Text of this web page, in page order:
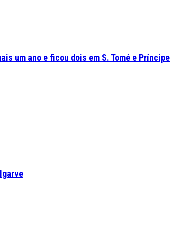
um ano e ficou dois em S. Tomé e Príncipe